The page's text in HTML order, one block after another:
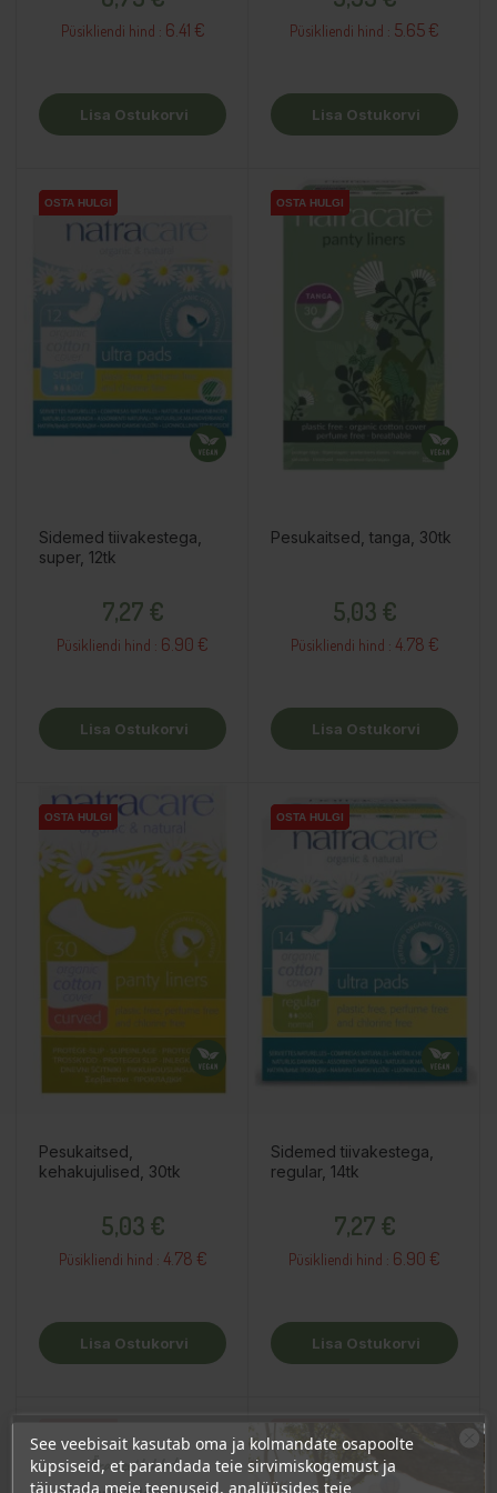
Püsikliendi hind : 6.41 €
Lisa Ostukorvi
Püsikliendi hind : 5.65 €
Lisa Ostukorvi
OSTA HULGI
OSTA HULGI
OSTA HULGI
Sidemed tiivakestega,
super, 12tk
7,27 €
Püsikliendi hind : 6.90 €
Lisa Ostukorvi
OSTA HULGI
OSTA HULGI
OSTA HULGI
Pesukaitsed, tanga, 30tk
5,03 €
Püsikliendi hind : 4.78 €
Lisa Ostukorvi
OSTA HULGI
OSTA HULGI
OSTA HULGI
Pesukaitsed,
kehakujulised, 30tk
5,03 €
Püsikliendi hind : 4.78 €
Lisa Ostukorvi
OSTA HULGI
OSTA HULGI
OSTA HULGI
Sidemed tiivakestega,
regular, 14tk
7,27 €
Püsikliendi hind : 6.90 €
Lisa Ostukorvi
See veebisait kasutab oma ja kolmandate osapoolte
küpsiseid, et parandada teie sirvimiskogemust ja
täiustada meie teenuseid, analüüsides teie
Ära veel lahku!